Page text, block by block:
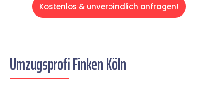
Kostenlos & unverbindlich anfragen!
Umzugsprofi Finken Köln